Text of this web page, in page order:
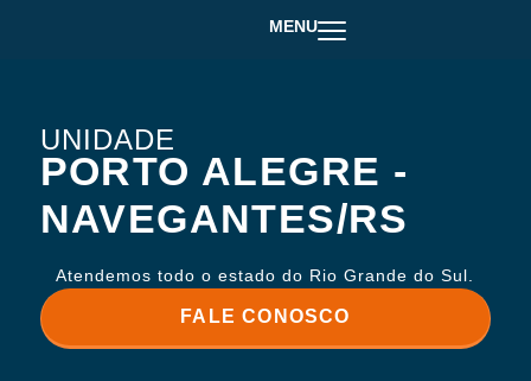
MENU
UNIDADE
PORTO ALEGRE -
NAVEGANTES/RS
Atendemos todo o estado do Rio Grande do Sul.
FALE CONOSCO